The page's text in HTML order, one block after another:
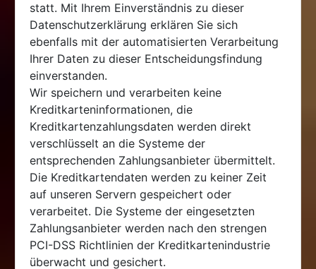
statt. Mit Ihrem Einverständnis zu dieser
Datenschutzerklärung erklären Sie sich
ebenfalls mit der automatisierten Verarbeitung
Ihrer Daten zu dieser Entscheidungsfindung
einverstanden.
Wir speichern und verarbeiten keine
Kreditkarteninformationen, die
Kreditkartenzahlungsdaten werden direkt
verschlüsselt an die Systeme der
entsprechenden Zahlungsanbieter übermittelt.
Die Kreditkartendaten werden zu keiner Zeit
auf unseren Servern gespeichert oder
verarbeitet. Die Systeme der eingesetzten
Zahlungsanbieter werden nach den strengen
PCI-DSS Richtlinien der Kreditkartenindustrie
überwacht und gesichert.